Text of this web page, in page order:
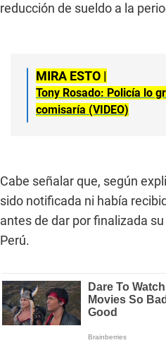
reducción de sueldo a la
MIRA ESTO |
Tony Rosado: Policía lo
comisaría (VIDEO)
Cabe señalar que, según
sido notificada ni había
antes de dar por finalizada
Perú.